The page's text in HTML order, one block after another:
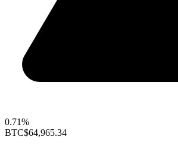
0.71%
BTC$64,965.34